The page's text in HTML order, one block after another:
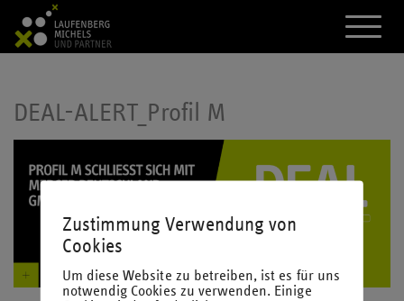
A
k
t
a
s
M
DEAL-ALERT_Profil M
Zustimmung Verwendung von
Cookies
Um diese Website zu betreiben, ist es für uns
notwendig Cookies zu verwenden. Einige